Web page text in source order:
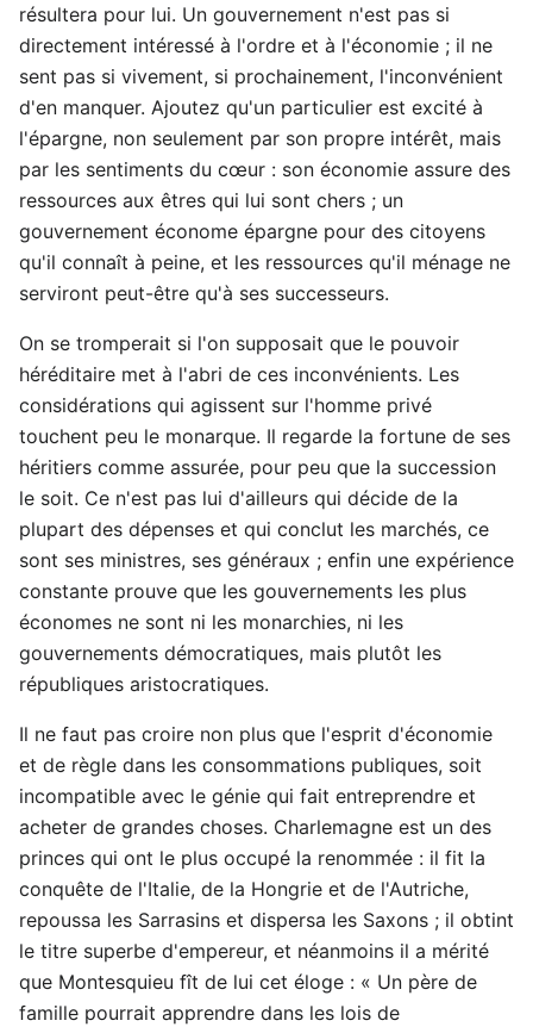
résultera pour lui. Un gouvernement n'est pas si
directement intéressé à l'ordre et à l'économie ; il ne
sent pas si vivement, si prochainement, l'inconvénient
d'en manquer. Ajoutez qu'un particulier est excité à
l'épargne, non seulement par son propre intérêt, mais
par les sentiments du cœur : son économie assure des
ressources aux êtres qui lui sont chers ; un
gouvernement économe épargne pour des citoyens
qu'il connaît à peine, et les ressources qu'il ménage ne
serviront peut-être qu'à ses successeurs.
On se tromperait si l'on supposait que le pouvoir
héréditaire met à l'abri de ces inconvénients. Les
considérations qui agissent sur l'homme privé
touchent peu le monarque. Il regarde la fortune de ses
héritiers comme assurée, pour peu que la succession
le soit. Ce n'est pas lui d'ailleurs qui décide de la
plupart des dépenses et qui conclut les marchés, ce
sont ses ministres, ses généraux ; enfin une expérience
constante prouve que les gouvernements les plus
économes ne sont ni les monarchies, ni les
gouvernements démocratiques, mais plutôt les
républiques aristocratiques.
Il ne faut pas croire non plus que l'esprit d'économie
et de règle dans les consommations publiques, soit
incompatible avec le génie qui fait entreprendre et
acheter de grandes choses. Charlemagne est un des
princes qui ont le plus occupé la renommée : il fit la
conquête de l'Italie, de la Hongrie et de l'Autriche,
repoussa les Sarrasins et dispersa les Saxons ; il obtint
le titre superbe d'empereur, et néanmoins il a mérité
que Montesquieu fît de lui cet éloge : « Un père de
famille pourrait apprendre dans les lois de